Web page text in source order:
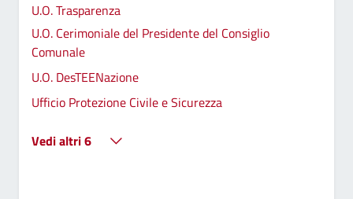
U.O. Trasparenza
U.O. Cerimoniale del Presidente del Consiglio
Comunale
U.O. DesTEENazione
Ufficio Protezione Civile e Sicurezza
Vedi altri 6